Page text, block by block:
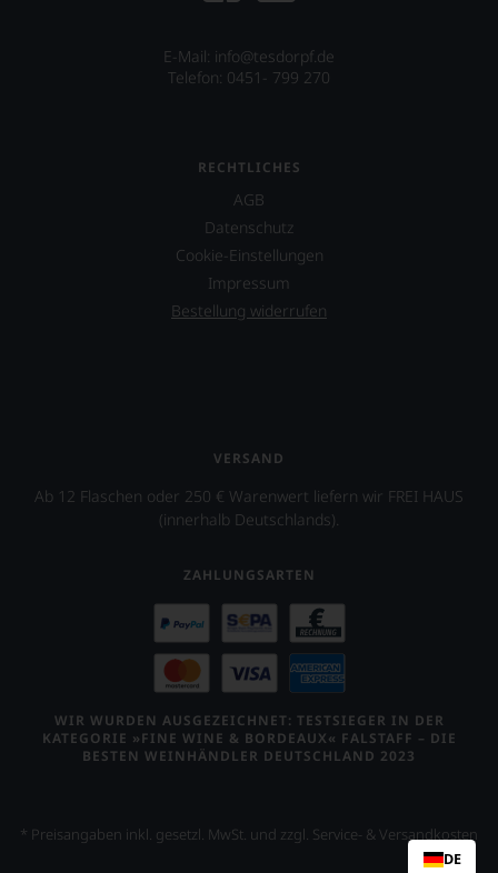
E-Mail: info@tesdorpf.de
Telefon: 0451- 799 270
RECHTLICHES
AGB
Datenschutz
Cookie-Einstellungen
Impressum
Bestellung widerrufen
VERSAND
Ab 12 Flaschen oder 250 € Warenwert liefern wir FREI HAUS
(innerhalb Deutschlands).
ZAHLUNGSARTEN
WIR WURDEN AUSGEZEICHNET: TESTSIEGER IN DER
KATEGORIE »FINE WINE & BORDEAUX« FALSTAFF – DIE
BESTEN WEINHÄNDLER DEUTSCHLAND 2023
* Preisangaben inkl. gesetzl. MwSt. und zzgl. Service- & Versandkosten
DE